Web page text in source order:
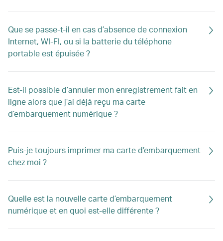
Que se passe-t-il en cas d’absence de connexion
Internet, WI-FI, ou si la batterie du téléphone
portable est épuisée ?
Est-il possible d’annuler mon enregistrement fait en
ligne alors que j’ai déjà reçu ma carte
d’embarquement numérique ?
Puis-je toujours imprimer ma carte d’embarquement
chez moi ?
Quelle est la nouvelle carte d’embarquement
numérique et en quoi est-elle différente ?